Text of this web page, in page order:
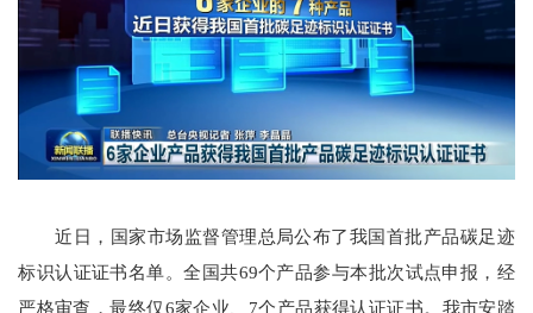
近日，国家市场监督管理总局公布了我国首批产品碳足迹
标识认证证书名单。全国共69个产品参与本批次试点申报，经
严格审查，最终仅6家企业、7个产品获得认证证书。我市安踏